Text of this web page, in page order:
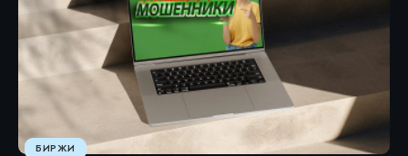
БИРЖИ